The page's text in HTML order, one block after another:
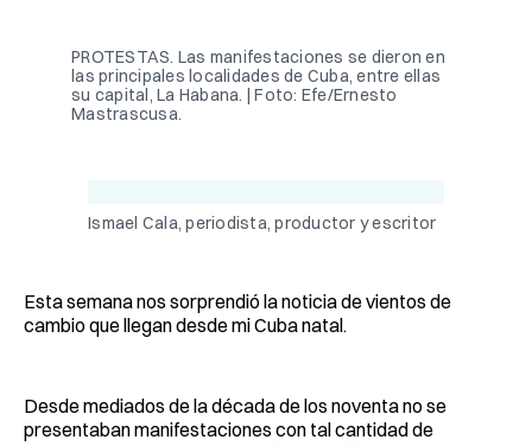
PROTESTAS. Las manifestaciones se dieron en
las principales localidades de Cuba, entre ellas
su capital, La Habana. | Foto: Efe/Ernesto
Mastrascusa.
Ismael Cala, periodista, productor y escritor
Esta semana nos sorprendió la noticia de vientos de
cambio que llegan desde mi Cuba natal.
Desde mediados de la década de los noventa no se
presentaban manifestaciones con tal cantidad de